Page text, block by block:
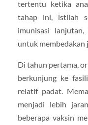
tertentu ketika
tahap ini, istilah
imunisasi
untuk membedakan
Di tahun pertama,
berkunjung ke
relatif padat.
menjadi lebih
beberapa vaksin